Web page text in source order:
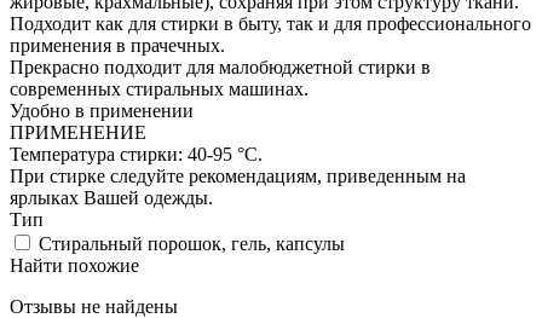
Подходит как для стирки в быту, так и для профессионального
применения в прачечных.
Прекрасно подходит для малобюджетной стирки в
современных стиральных машинах.
Удобно в применении
ПРИМЕНЕНИЕ
Температура стирки: 40-95 °С.
При стирке следуйте рекомендациям, приведенным на
ярлыках Вашей одежды.
Тип
Стиральный порошок, гель, капсулы
Найти похожие
Отзывы не найдены